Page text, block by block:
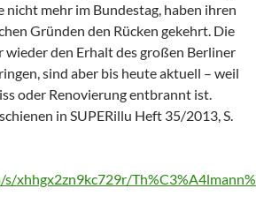
nicht mehr im Bundestag, haben ihren
Gründen den Rücken gekehrt. Die
wieder den Erhalt des großen Berliner
sind aber bis heute aktuell – weil
oder Renovierung entbrannt ist.
in SUPERillu Heft 35/2013, S.
xhhgx2zn9kc729r/Th%C3%A4lmann%